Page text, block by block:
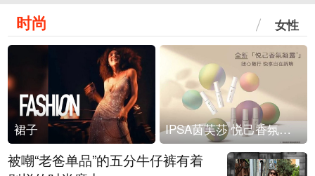
时尚 女性
裙子 IPSA茵芙莎 悦己香氛凝露上市
被嘲“老爸单品”的五分牛仔裤有着